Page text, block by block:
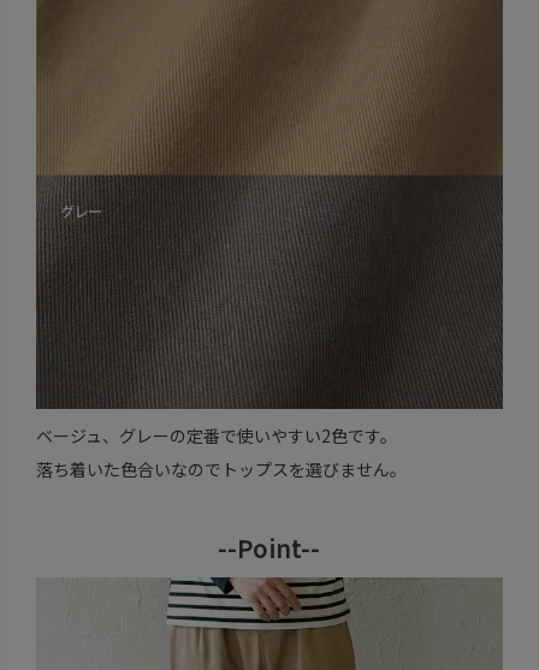
ベージュ、グレーの定番で使いやすい2色です。
落ち着いた色合いなのでトップスを選びません。
--Point--